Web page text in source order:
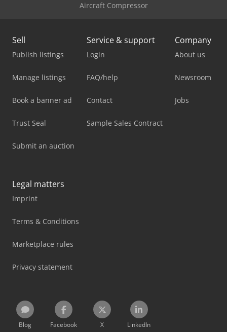
Aircraft Compressor
Sell
Publish listings
Manage listings
Book a banner ad
Trust Seal
Submit an auction
Service & support
Login
FAQ/help
Contact
Sample Sales Contract
Company
About us
Newsroom
Jobs
Legal matters
Imprint
Terms & Conditions
Marketplace rules
Privacy statement
Blog Facebook X LinkedIn